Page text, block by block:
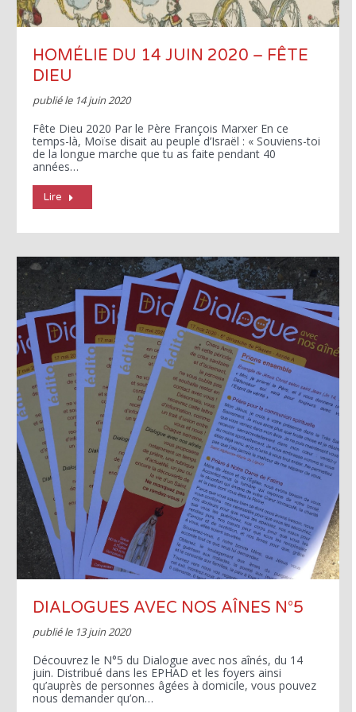
HOMÉLIE DU 14 JUIN 2020 – FÊTE
DIEU
publié le 14 juin 2020
Fête Dieu 2020 Par le Père François Marxer En ce
temps-là, Moïse disait au peuple d’Israël : « Souviens-toi
de la longue marche que tu as faite pendant 40
années…
Lire
DIALOGUES AVEC NOS AÎNES N°5
publié le 13 juin 2020
Découvrez le N°5 du Dialogue avec nos aînés, du 14
juin. Distribué dans les EPHAD et les foyers ainsi
qu’auprès de personnes âgées à domicile, vous pouvez
nous demander qu’on…